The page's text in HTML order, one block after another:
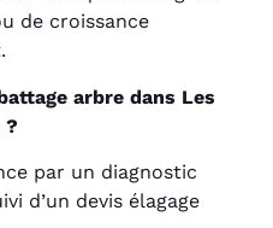
de croissance
arbre dans Les
?
par un diagnostic
d’un devis élagage